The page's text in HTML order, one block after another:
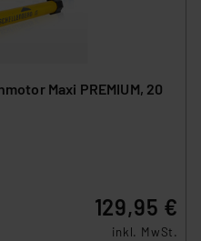
Maxi PREMIUM, 20
129,95 €
inkl. MwSt.